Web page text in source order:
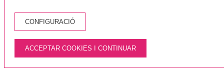
quan estiguin brutes (fang, greix,..). - El nombre de bicicletes que es
pot admetre en cada vehicle estarà condicionat a l'espai disponible
en funció de les dimensions del vehicle, per al vehicles de més de 45
places s'ha fixat un màxim de 2 bicicletes per autocar, doncs s'ha de
preveure espai per la resta d'equipatge. (l'Ordre indica un màxim de
5 bicicletes) - El passatger que transporti una bicicleta a bord del
CONFIGURACIÓ
ACCEPTAR COOKIES I CONTINUAR